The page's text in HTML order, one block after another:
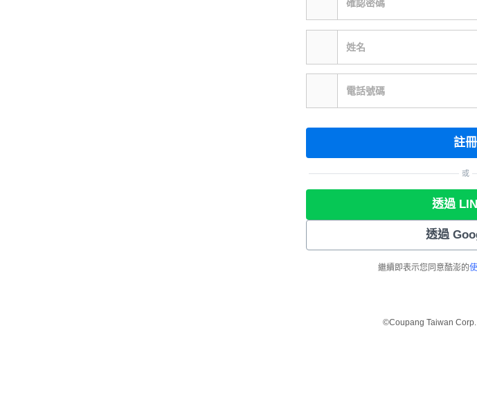
確認密碼
姓名
電話號碼
註冊
或
透過
透過
繼續即表示您同意酷澎的
©Coupang Taiwan